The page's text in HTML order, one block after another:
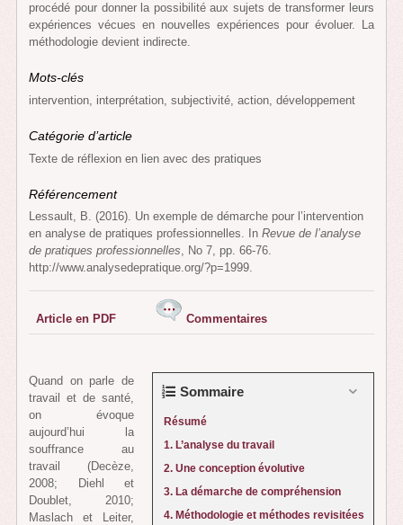
procédé pour donner la possibilité aux sujets de transformer leurs
expériences vécues en nouvelles expériences pour évoluer. La
méthodologie devient indirecte.
Mots-clés
intervention, interprétation, subjectivité, action, développement
Catégorie d’article
Texte de réflexion en lien avec des pratiques
Référencement
Lessault, B. (2016). Un exemple de démarche pour l’intervention
en analyse de pratiques professionnelles. InRevue de l’analyse
de pratiques professionnelles, No 7, pp. 66-76.
http://www.analysedepratique.org/?p=1999.
Article en PDF Commentaires
Sommaire
Résumé
1. L’analyse du travail
2. Une conception évolutive
3. La démarche de compréhension
4. Méthodologie et méthodes revisitées
Quand on parle de
travail et de santé,
on évoque
aujourd’hui la
souffrance au
travail (Decèze,
2008; Diehl et
Doublet, 2010;
Maslach et Leiter,